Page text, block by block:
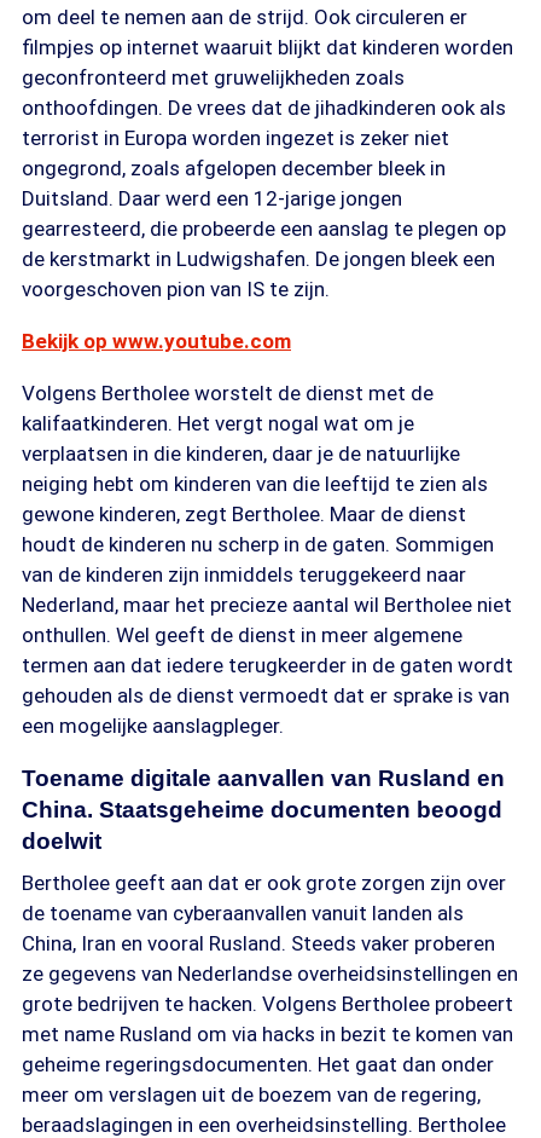
om deel te nemen aan de strijd. Ook circuleren er
filmpjes op internet waaruit blijkt dat kinderen worden
geconfronteerd met gruwelijkheden zoals
onthoofdingen. De vrees dat de jihadkinderen ook als
terrorist in Europa worden ingezet is zeker niet
ongegrond, zoals afgelopen december bleek in
Duitsland. Daar werd een 12-jarige jongen
gearresteerd, die probeerde een aanslag te plegen op
de kerstmarkt in Ludwigshafen. De jongen bleek een
voorgeschoven pion van IS te zijn.
Bekijk op www.youtube.com
Volgens Bertholee worstelt de dienst met de
kalifaatkinderen. Het vergt nogal wat om je
verplaatsen in die kinderen, daar je de natuurlijke
neiging hebt om kinderen van die leeftijd te zien als
gewone kinderen, zegt Bertholee. Maar de dienst
houdt de kinderen nu scherp in de gaten. Sommigen
van de kinderen zijn inmiddels teruggekeerd naar
Nederland, maar het precieze aantal wil Bertholee niet
onthullen. Wel geeft de dienst in meer algemene
termen aan dat iedere terugkeerder in de gaten wordt
gehouden als de dienst vermoedt dat er sprake is van
een mogelijke aanslagpleger.
Toename digitale aanvallen van Rusland en
China. Staatsgeheime documenten beoogd
doelwit
Bertholee geeft aan dat er ook grote zorgen zijn over
de toename van cyberaanvallen vanuit landen als
China, Iran en vooral Rusland. Steeds vaker proberen
ze gegevens van Nederlandse overheidsinstellingen en
grote bedrijven te hacken. Volgens Bertholee probeert
met name Rusland om via hacks in bezit te komen van
geheime regeringsdocumenten. Het gaat dan onder
meer om verslagen uit de boezem van de regering,
beraadslagingen in een overheidsinstelling. Bertholee